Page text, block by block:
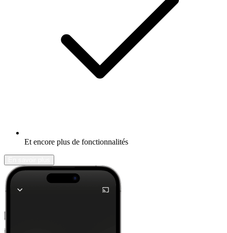
Et encore plus de fonctionnalités